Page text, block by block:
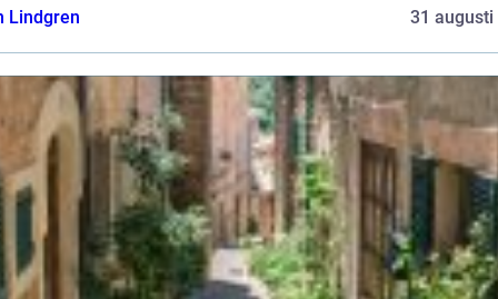
Lindgren
31 augusti